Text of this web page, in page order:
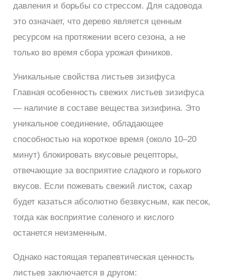
давления и борьбы со стрессом. Для садовода
это означает, что дерево является ценным
ресурсом на протяжении всего сезона, а не
только во время сбора урожая фиников.
Уникальные свойства листьев зизифуса
Главная особенность свежих листьев зизифуса
— наличие в составе вещества зизифина. Это
уникальное соединение, обладающее
способностью на короткое время (около 10–20
минут) блокировать вкусовые рецепторы,
отвечающие за восприятие сладкого и горького
вкусов. Если пожевать свежий листок, сахар
будет казаться абсолютно безвкусным, как песок,
тогда как восприятие соленого и кислого
останется неизменным.
Однако настоящая терапевтическая ценность
листьев заключается в другом: